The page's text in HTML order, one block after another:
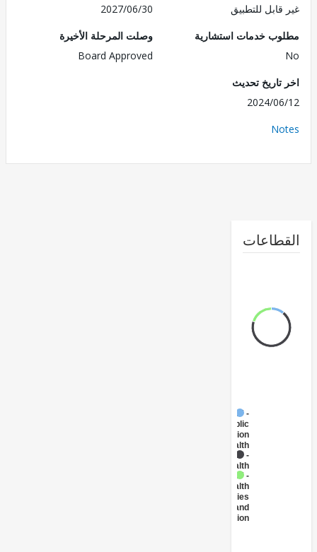
للتطبيق
2027/06/30
خدمات استشارية
وصلت المرحلة الأخيرة
Board Approved
تحديث
2024/
Administration
Facilities
Construction